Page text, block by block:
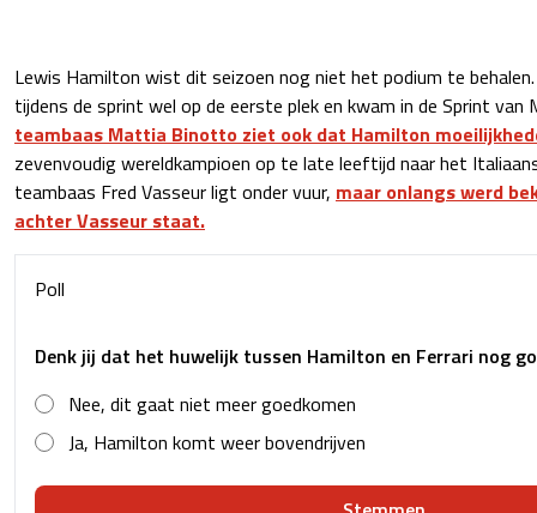
Lewis Hamilton wist dit seizoen nog niet het podium te
tijdens de sprint wel op de eerste plek en kwam in de Sprint van
teambaas Mattia Binotto ziet ook dat Hamilton
zevenvoudig wereldkampioen op te late leeftijd naar het
teambaas Fred Vasseur ligt onder vuur, maar onlangs werd
achter Vasseur staat.
Poll
Denk jij dat het huwelijk tussen Hamilton en Ferrari nog
Nee, dit gaat niet meer goedkomen
Ja, Hamilton komt weer bovendrijven